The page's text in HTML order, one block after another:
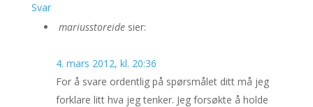
Svar
mariusstoreide sier:
4. mars 2012, kl. 20:36
For å svare ordentlig på spørsmålet ditt må jeg
forklare litt hva jeg tenker. Jeg forsøkte å holde